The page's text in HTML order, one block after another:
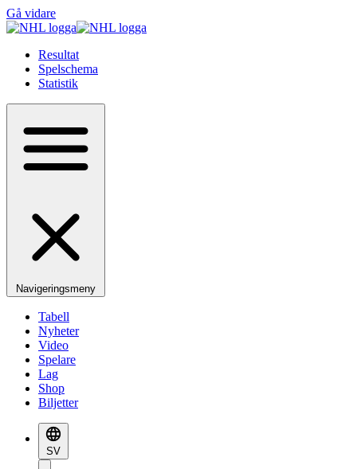
Gå vidare
Resultat
Spelschema
Statistik
Navigeringsmeny
Tabell
Nyheter
Video
Spelare
Lag
Shop
Biljetter
SV